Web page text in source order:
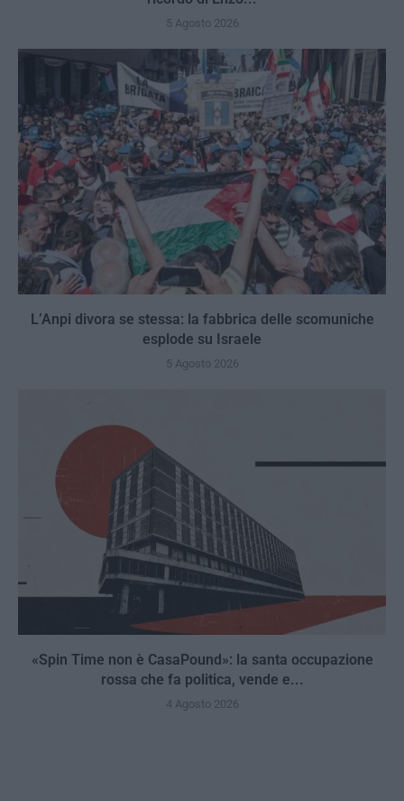
5 Agosto 2026
L’Anpi divora se stessa: la fabbrica delle scomuniche
esplode su Israele
5 Agosto 2026
«Spin Time non è CasaPound»: la santa occupazione
rossa che fa politica, vende e...
4 Agosto 2026